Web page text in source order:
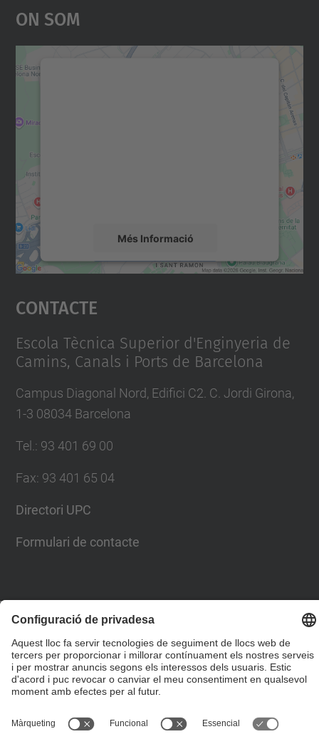
On Som
Més Informació
Accepta
powered by
Contacte
Escola Tècnica Superior d'Enginyeria de
Camins, Canals i Ports de Barcelona
Campus Diagonal Nord, Edifici C2. C. Jordi Girona,
1-3 08034 Barcelona
Tel.: 93 401 69 00
Fax: 93 401 65 04
Directori UPC
Formulari de contacte
© UPCEscola Tècnica Superior d'Enginyers de Camins,
Canals i Ports de Barcelona
Desenvolupat amb
Avís legal
Configuració de privadesa